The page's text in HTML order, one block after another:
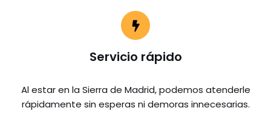
Servicio rápido
Al estar en la Sierra de Madrid, podemos atenderle
rápidamente sin esperas ni demoras innecesarias.